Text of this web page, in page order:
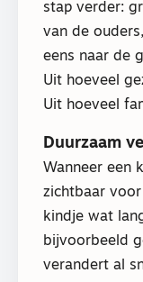
stap verder:
van de
eens naar de
Uit hoeveel
Uit hoeveel
Duurzaam
Wanneer een
zichtbaar
kindje wat
bijvoorbeeld
verandert al